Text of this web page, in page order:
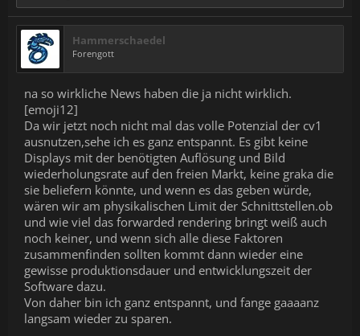
Hammerschaedel
Forengott
na so wirkliche News haben die ja nicht wirklich.
[emoji12]
Da wir jetzt noch nicht mal das volle Potenzial der cv1
ausnutzen,sehe ich es ganz entspannt. Es gibt keine
Displays mit der benötigten Auflösung und Bild
wiederholungsrate auf den freien Markt, keine graka die
sie beliefern könnte, und wenn es das geben würde,
wären wir am physikalischen Limit der Schnittstellen.ob
und wie viel das forwarded rendering bringt weiß auch
noch keiner, und wenn sich alle diese Faktoren
zusammenfinden sollten kommt dann wieder eine
gewisse produktionsdauer und entwicklungszeit der
Software dazu.
Von daher bin ich ganz entspannt, und fange gaaaanz
langsam wieder zu sparen.